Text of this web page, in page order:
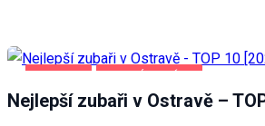
Nejlepší zubaři v Ostravě –